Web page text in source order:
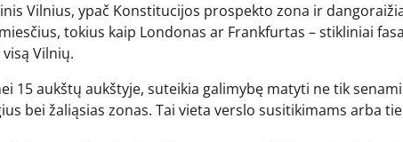
Vilnius, ypač Konstitucijos prospekto zona ir
tokius kaip Londonas ar Frankfurtas – stikliniai
Vilnių.
15 aukštų aukštyje, suteikia galimybę matyti ne tik
bei žaliąsias zonas. Tai vieta verslo susitikimams arba